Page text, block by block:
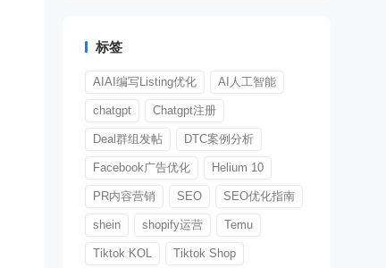
标签
AIAI编写Listing优化 AI人工智能
chatgpt Chatgpt注册
Deal群组发帖 DTC案例分析
Facebook广告优化 Helium 10
PR内容营销 SEO SEO优化指南
shein shopify运营 Temu
Tiktok KOL Tiktok Shop